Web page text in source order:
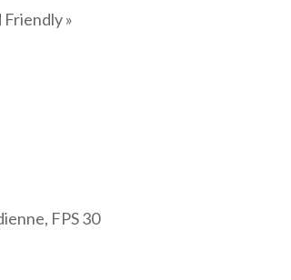
»
FPS 30